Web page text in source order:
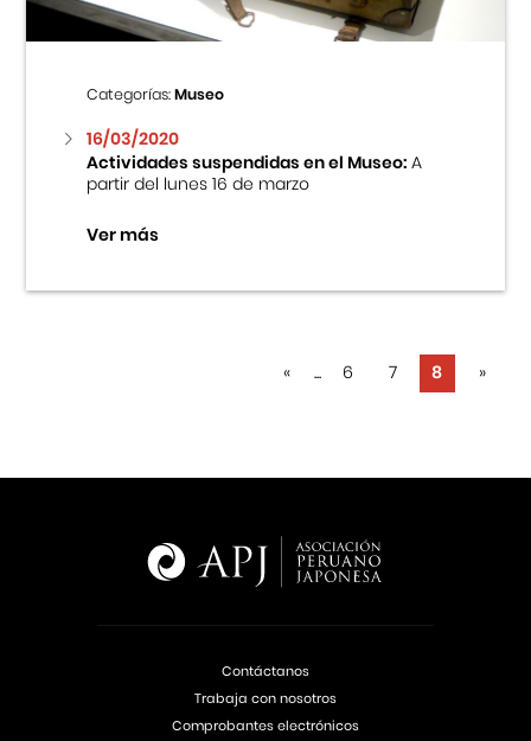
Categorías:Museo
16/03/2020
Actividades suspendidas en el Museo:A
partir del lunes 16 de marzo
Ver más
« ... 6 7 8 »
Contáctanos
Trabaja con nosotros
Comprobantes electrónicos